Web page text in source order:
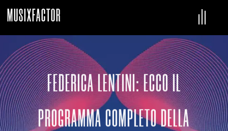
MUSIXFACTOR
FEDERICA LENTINI: ECCO IL
PROGRAMMA COMPLETO DELLA